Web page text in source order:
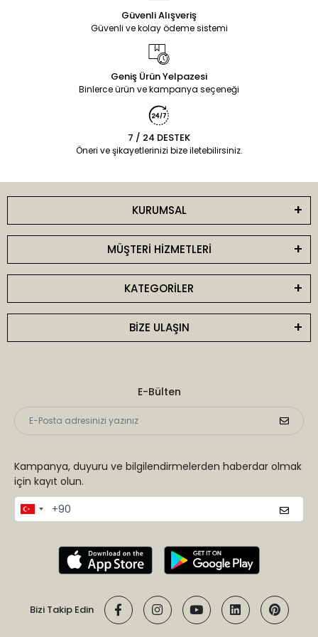
Güvenli Alışveriş
Güvenli ve kolay ödeme sistemi
Geniş Ürün Yelpazesi
Binlerce ürün ve kampanya seçeneği
7 / 24 DESTEK
Öneri ve şikayetlerinizi bize iletebilirsiniz.
KURUMSAL
MÜŞTERİ HİZMETLERİ
KATEGORİLER
BİZE ULAŞIN
E-Bülten
Kampanya, duyuru ve bilgilendirmelerden haberdar olmak
için kayıt olun.
Bizi Takip Edin